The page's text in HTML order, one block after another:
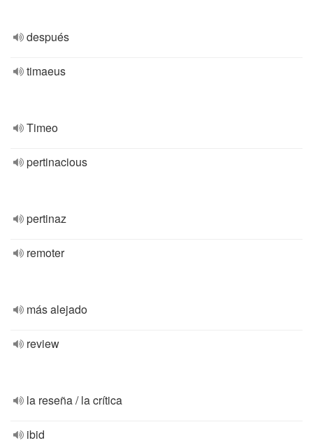
después
timaeus
Timeo
pertinacious
pertinaz
remoter
más alejado
review
la reseña / la crítica
ibid